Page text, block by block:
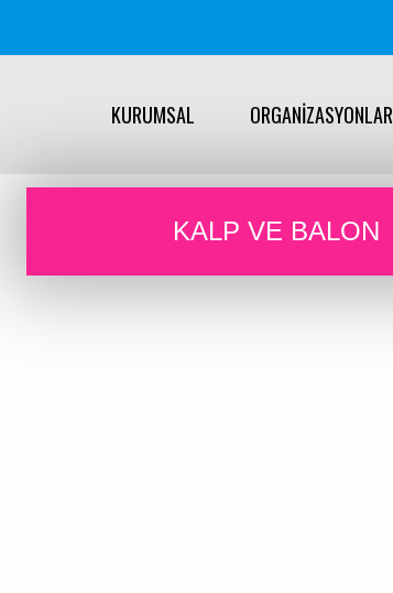
KURUMSAL ORGANİZASYONLAR
KALP VE BALON